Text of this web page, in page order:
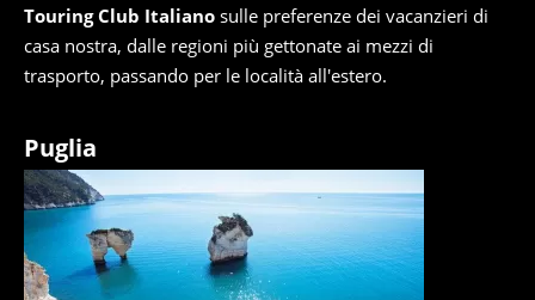
Touring Club Italiano sulle preferenze dei vacanzieri di
casa nostra, dalle regioni più gettonate ai mezzi di
trasporto, passando per le località all'estero.
Puglia